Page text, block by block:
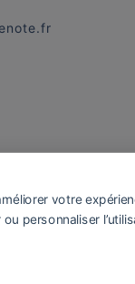
votre
personnaliser